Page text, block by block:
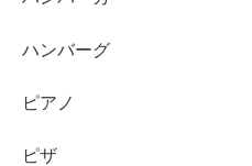
ハンバーグ
ピアノ
ピザ